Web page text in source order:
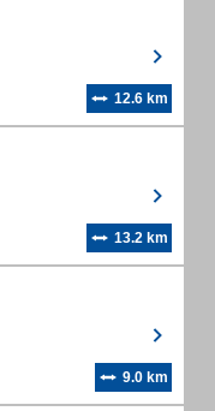
12.6 km
13.2 km
9.0 km